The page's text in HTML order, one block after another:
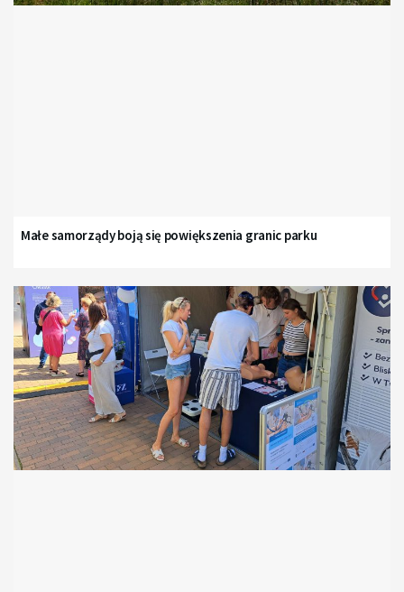
Małe samorządy boją się powiększenia granic parku